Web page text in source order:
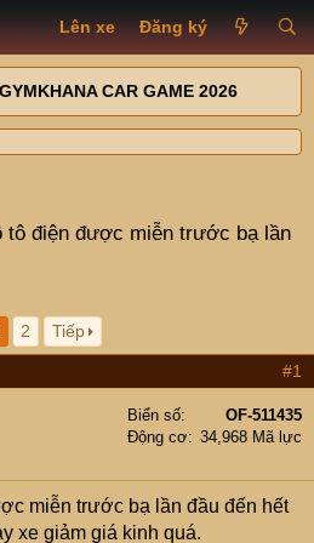
Lên xe Đăng ký
CAR GAME 2026
tô điện được miễn trước bạ lần
2 Tiếp
#1
Biển số
OF-511435
Động cơ
34,968 Mã lực
miễn trước bạ lần đầu đến hết
xe giảm giá kinh quá.